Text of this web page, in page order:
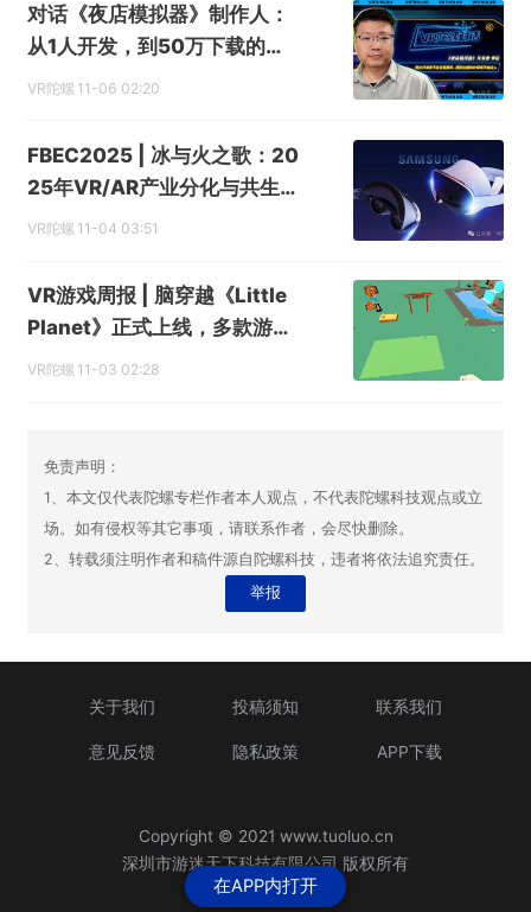
对话《夜店模拟器》制作人：
从1人开发，到50万下载的实
战心得
VR陀螺 11-06 02:20
FBEC2025 | 冰与火之歌：20
25年VR/AR产业分化与共生
之路
VR陀螺 11-04 03:51
VR游戏周报 | 脑穿越《Little
Planet》正式上线，多款游戏
推出万圣节更新
VR陀螺 11-03 02:28
免责声明：
1、本文仅代表陀螺专栏作者本人观点，不代表陀螺科技观点或立
场。如有侵权等其它事项，请联系作者，会尽快删除。
2、转载须注明作者和稿件源自陀螺科技，违者将依法追究责任。
举报
在APP内打开
关于我们 投稿须知 联系我们
意见反馈 隐私政策 APP下载
Copyright © 2021 www.tuoluo.cn
深圳市游迷天下科技有限公司 版权所有
粤ICP备13090461号